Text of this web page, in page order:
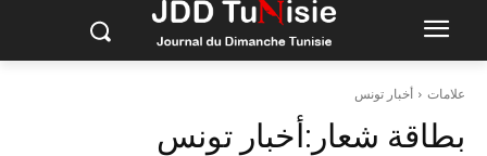
علامات أخبار تونس
بطاقة شعار:أخبار تونس